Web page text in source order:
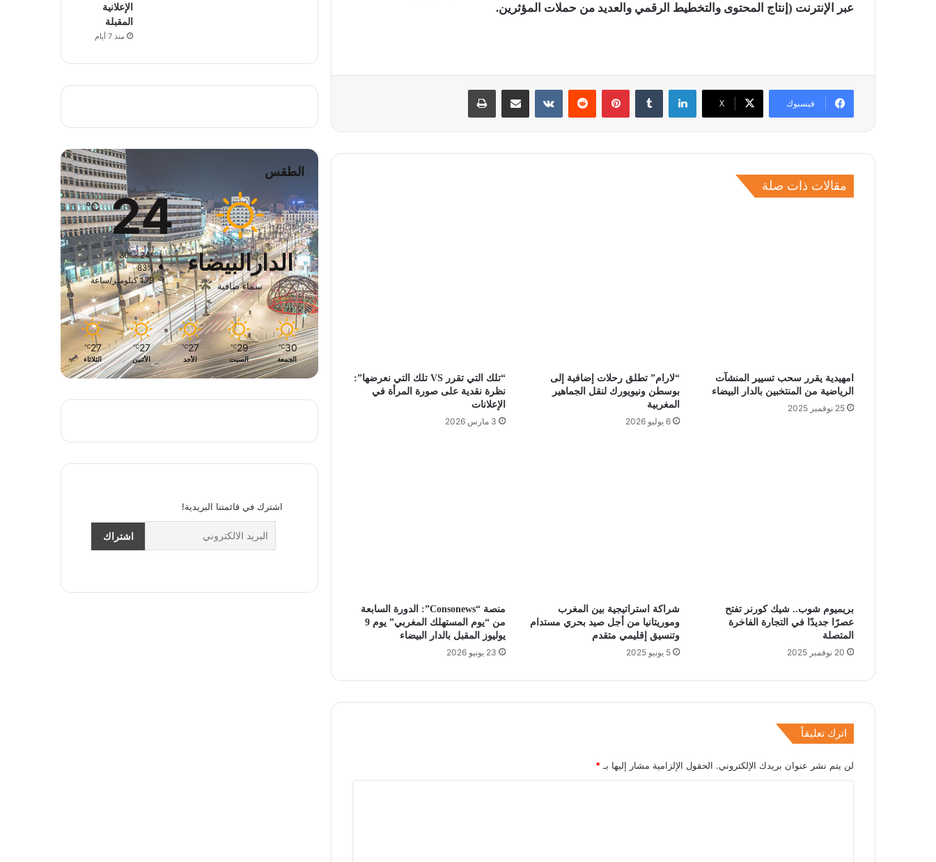
عبر الإنترنت (إنتاج المحتوى والتخطيط الرقمي والعديد من حملات المؤثرين.
فيسبوك ‫X
لينكدإن بينتيريست مشاركة عبر البريد طباعة
مقالات ذات صلة
امهيدية يقرر سحب تسيير المنشآت
الرياضية من المنتخبين بالدار البيضاء
25 نوفمبر 2025
“لارام” تطلق رحلات إضافية إلى
بوسطن ونيويورك لنقل الجماهير
المغربية
6 يوليو 2026
“تلك التي تقرر VS تلك التي نعرضها”:
نظرة نقدية على صورة المرأة في
الإعلانات
3 مارس 2026
بريميوم شوب.. شيك كورنر تفتح
عصرًا جديدًا في التجارة الفاخرة
المتصلة
20 نوفمبر 2025
شراكة استراتيجية بين المغرب
وموريتانيا من أجل صيد بحري مستدام
وتنسيق إقليمي متقدم
5 يونيو 2025
منصة “Consonews”: الدورة السابعة
من “يوم المستهلك المغربي” يوم 9
يوليوز المقبل بالدار البيضاء
23 يونيو 2026
اترك تعليقاً
لن يتم نشر عنوان بريدك الإلكتروني. الحقول الإلزامية مشار إليها بـ *
الإعلانية
المقبلة
منذ 7 أيام
الطقس
الدارالبيضاء
سماء صافية
24
℃
30º - 24º
83%
1.79 كيلومتر/ساعة
30
℃
الجمعة
29
℃
السبت
27
℃
الأحد
27
℃
الأثنين
27
℃
الثلاثاء
اشترك في قائمتنا البريدية!